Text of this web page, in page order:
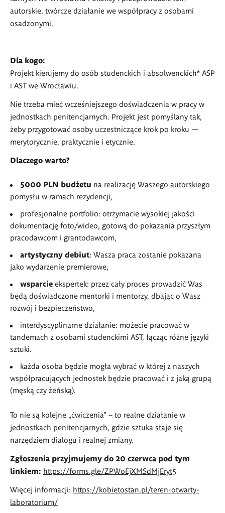
autorskie, twórcze działanie we współpracy z osobami
osadzonymi.
Dla kogo:
Projekt kierujemy do osób studenckich i absolwenckich* ASP
i AST we Wrocławiu.
Nie trzeba mieć wcześniejszego doświadczenia w pracy w
jednostkach penitencjarnych. Projekt jest pomyślany tak,
żeby przygotować osoby uczestniczące krok po kroku —
merytorycznie, praktycznie i etycznie.
Dlaczego warto?
5000 PLN budżetu na realizację Waszego autorskiego
pomysłu w ramach rezydencji,
profesjonalne portfolio: otrzymacie wysokiej jakości
dokumentację foto/wideo, gotową do pokazania przyszłym
pracodawcom i grantodawcom,
artystyczny debiut: Wasza praca zostanie pokazana
jako wydarzenie premierowe,
wsparcie ekspertek: przez cały proces prowadzić Was
będą doświadczone mentorki i mentorzy, dbając o Wasz
rozwój i bezpieczeństwo,
interdyscyplinarne działanie: możecie pracować w
tandemach z osobami studenckimi AST, łącząc różne języki
sztuki.
każda osoba będzie mogła wybrać w której z naszych
współpracujących jednostek będzie pracować i z jaką grupą
(męską czy żeńską).
To nie są kolejne „ćwiczenia” – to realne działanie w
jednostkach penitencjarnych, gdzie sztuka staje się
narzędziem dialogu i realnej zmiany.
Zgłoszenia przyjmujemy do 20 czerwca pod tym
linkiem: https://forms.gle/ZPWoEjXMSdMjEryt5
Więcej informacji: https://kobietostan.pl/teren-otwarty-
laboratorium/